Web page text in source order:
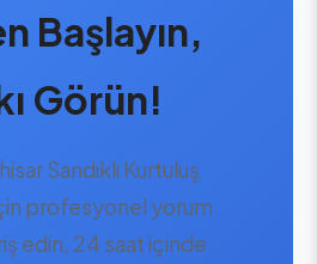
Başlayın,
Görün!
Sandıklı Kurtuluş
profesyonel yorum
edin, 24 saat içinde